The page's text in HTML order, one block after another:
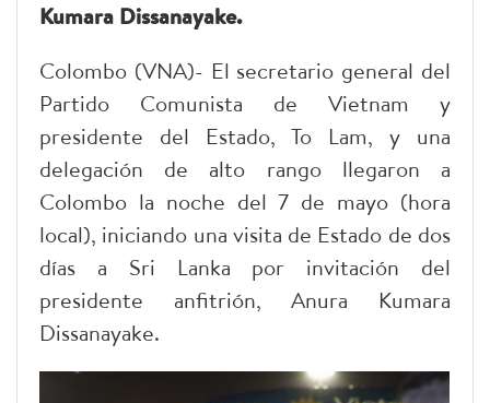
Kumara Dissanayake.
Colombo (VNA)- El secretario general del
Partido Comunista de Vietnam y
presidente del Estado, To Lam, y una
delegación de alto rango llegaron a
Colombo la noche del 7 de mayo (hora
local), iniciando una visita de Estado de dos
días a Sri Lanka por invitación del
presidente anfitrión, Anura Kumara
Dissanayake.